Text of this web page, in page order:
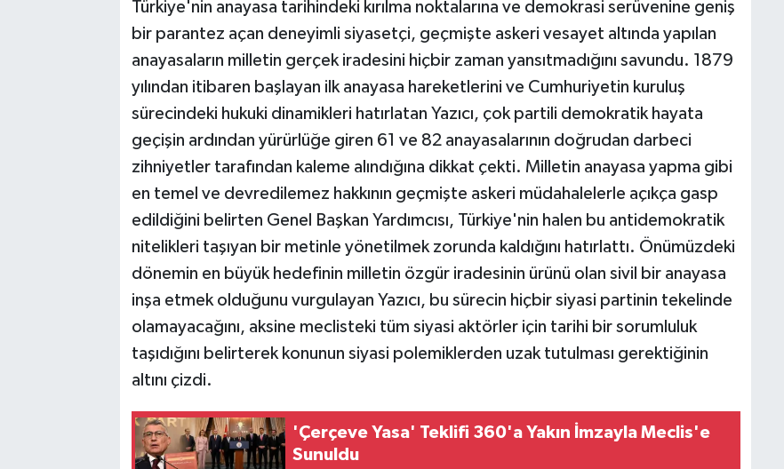
Türkiye'nin anayasa tarihindeki kırılma noktalarına ve demokrasi serüvenine geniş
bir parantez açan deneyimli siyasetçi, geçmişte askeri vesayet altında yapılan
anayasaların milletin gerçek iradesini hiçbir zaman yansıtmadığını savundu. 1879
yılından itibaren başlayan ilk anayasa hareketlerini ve Cumhuriyetin kuruluş
sürecindeki hukuki dinamikleri hatırlatan Yazıcı, çok partili demokratik hayata
geçişin ardından yürürlüğe giren 61 ve 82 anayasalarının doğrudan darbeci
zihniyetler tarafından kaleme alındığına dikkat çekti. Milletin anayasa yapma gibi
en temel ve devredilemez hakkının geçmişte askeri müdahalelerle açıkça gasp
edildiğini belirten Genel Başkan Yardımcısı, Türkiye'nin halen bu antidemokratik
nitelikleri taşıyan bir metinle yönetilmek zorunda kaldığını hatırlattı. Önümüzdeki
dönemin en büyük hedefinin milletin özgür iradesinin ürünü olan sivil bir anayasa
inşa etmek olduğunu vurgulayan Yazıcı, bu sürecin hiçbir siyasi partinin tekelinde
olamayacağını, aksine meclisteki tüm siyasi aktörler için tarihi bir sorumluluk
taşıdığını belirterek konunun siyasi polemiklerden uzak tutulması gerektiğinin
altını çizdi.
'Çerçeve Yasa' Teklifi 360'a Yakın İmzayla Meclis'e
Sunuldu